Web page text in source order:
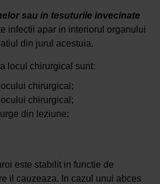
sau in tesuturile invecinate
infectii apar in interiorul organului
din jurul acestuia.
locul chirurgical sunt:
chirurgical;
chirurgical;
din leziune;
este stabilit in functie de
il cauzeaza. In cazul unui abces